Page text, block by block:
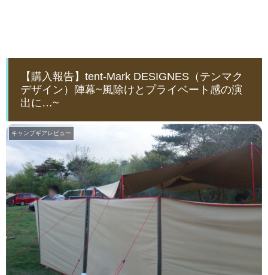
【購入報告】tent-Mark DESIGNES（テンマク
デザイン）陣幕~風除けとプライベート感の演
出に…~
キャンプギアレビュー